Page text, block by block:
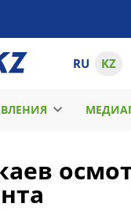
RU KZ